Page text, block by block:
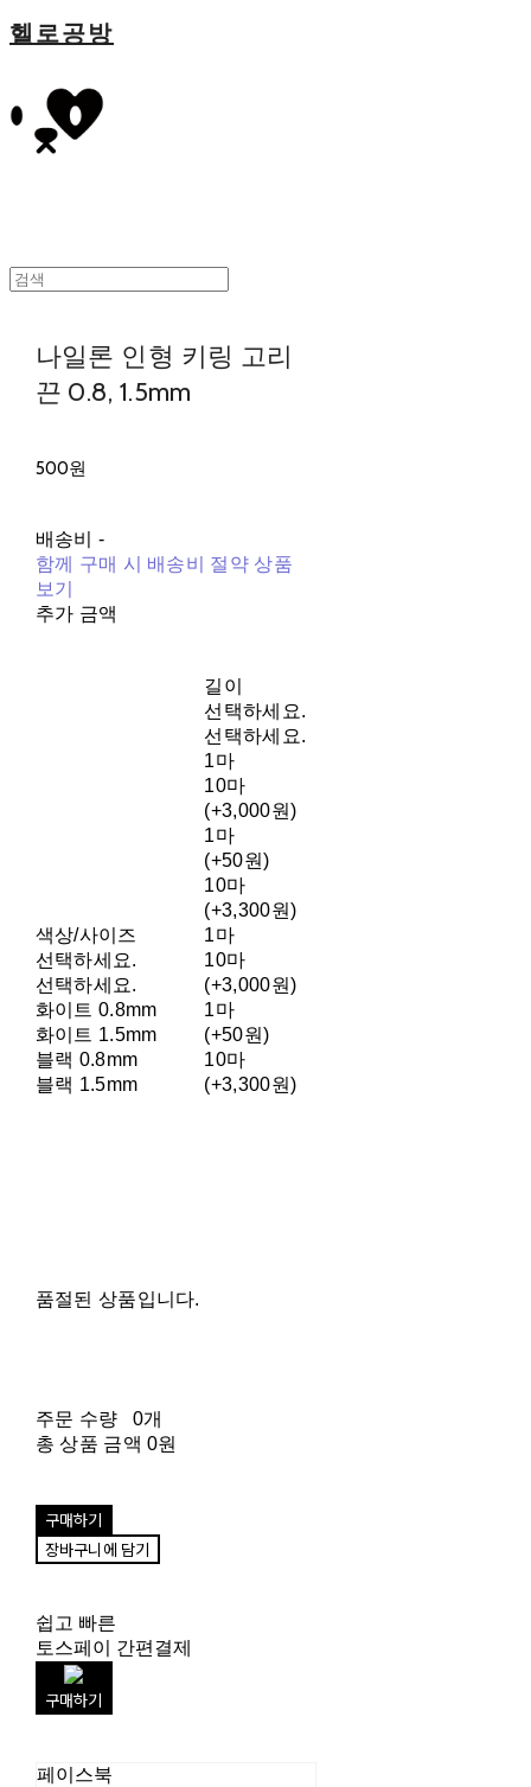
헬로공방
나일론 인형 키링 고리
끈 0.8, 1.5mm
500원
배송비 -
함께 구매 시 배송비 절약 상품
보기
추가 금액
색상/사이즈
선택하세요.
선택하세요.
화이트 0.8mm
화이트 1.5mm
블랙 0.8mm
블랙 1.5mm
길이
선택하세요.
선택하세요.
1마
10마
(+3,000원)
1마
(+50원)
10마
(+3,300원)
1마
10마
(+3,000원)
1마
(+50원)
10마
(+3,300원)
품절된 상품입니다.
주문 수량
0개
총 상품 금액 0원
구매하기
장바구니에 담기
쉽고 빠른
토스페이 간편결제
구매하기
페이스북